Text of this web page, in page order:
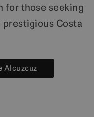
for those seeking
Costa
Alcuzcuz